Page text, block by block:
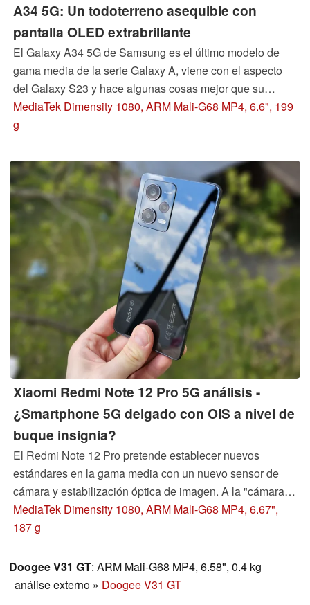
A34 5G: Un todoterreno asequible con
pantalla OLED extrabrillante
El Galaxy A34 5G de Samsung es el último modelo de
gama media de la serie Galaxy A, viene con el aspecto
del Galaxy S23 y hace algunas cosas mejor que su
predecesor. La pantalla Super AMOLED ha crecido hasta
las 6,6 pulgadas y alcanza más de 1000 cd/m². El
rendimiento del procesador y capacidad de
almacenamiento.
MediaTek Dimensity 1080, ARM Mali-G68 MP4, 6.6", 199
g
Xiaomi Redmi Note 12 Pro 5G análisis -
¿Smartphone 5G delgado con OIS a nivel de
buque insignia?
El Redmi Note 12 Pro pretende establecer nuevos
estándares en la gama media con un nuevo sensor de
cámara y estabilización óptica de imagen. A la "cámara
insignia" se suma el nuevo procesador MediaTek
Dimensity 1080. Descubre aquí si merece la pena una
MediaTek Dimensity 1080, ARM Mali-G68 MP4, 6.67",
187 g
Doogee V31 GT: ARM Mali-G68 MP4, 6.58", 0.4 kg
análise externo » Doogee V31 GT